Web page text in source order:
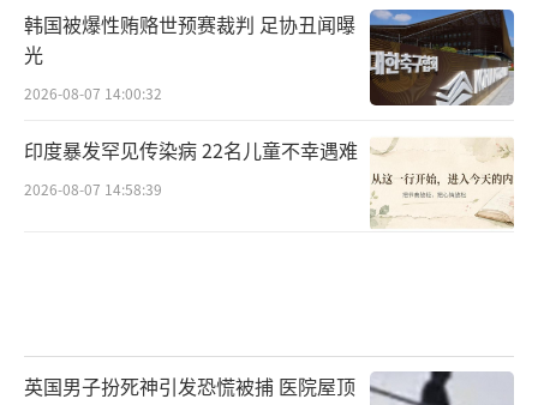
韩国被爆性贿赂世预赛裁判 足协丑闻曝
光
2026-08-07 14:00:32
印度暴发罕见传染病 22名儿童不幸遇难
2026-08-07 14:58:39
英国男子扮死神引发恐慌被捕 医院屋顶